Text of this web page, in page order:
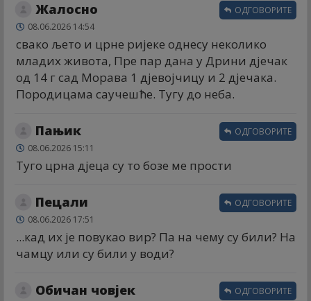
Жалосно
08.06.2026 14:54
свако љето и црне ријеке однесу неколико
младих живота, Пре пар дана у Дрини дјечак
од 14 г сад Морава 1 дјевојчицу и 2 дјечака.
Породицама саучешће. Тугу до неба.
ОДГОВОРИТЕ
Пањик
08.06.2026 15:11
Туго црна дјеца су то бозе ме прости
ОДГОВОРИТЕ
Пецали
08.06.2026 17:51
...кад их је повукао вир? Па на чему су били? На
чамцу или су били у води?
ОДГОВОРИТЕ
Обичан човјек ОДГОВОРИТЕ